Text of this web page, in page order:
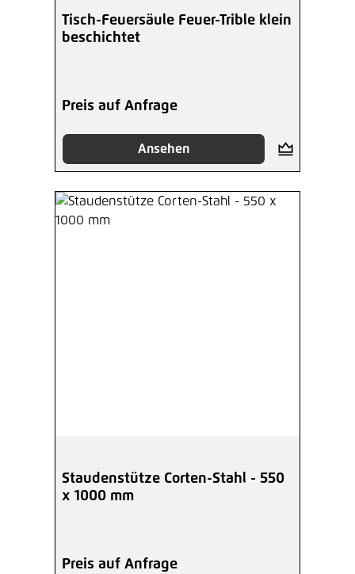
Tisch-Feuersäule Feuer-Trible klein
beschichtet
Preis auf Anfrage
Ansehen
Staudenstütze Corten-Stahl - 550
x 1000 mm
Preis auf Anfrage